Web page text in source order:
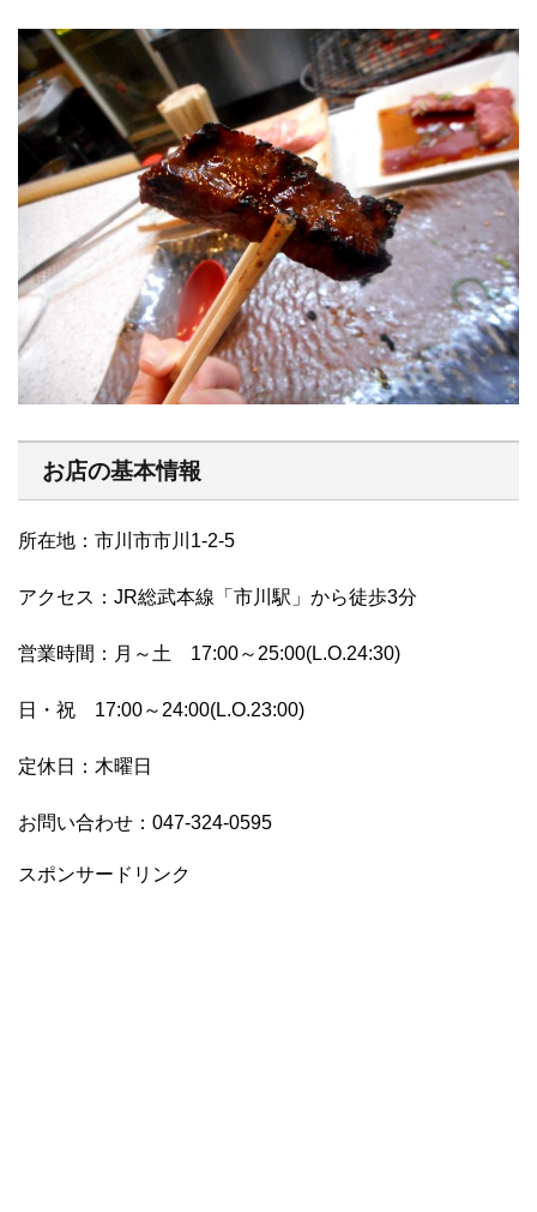
お店の基本情報
所在地：市川市市川1-2-5
アクセス：JR総武本線「市川駅」から徒歩3分
営業時間：月～土 17:00～25:00(L.O.24:30)
日・祝 17:00～24:00(L.O.23:00)
定休日：木曜日
お問い合わせ：047-324-0595
スポンサードリンク